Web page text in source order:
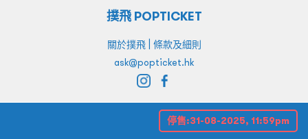
停售:31-08-2025, 11:59pm
撲飛 POPTICKET
關於撲飛| 條款及細則
ask@popticket.hk